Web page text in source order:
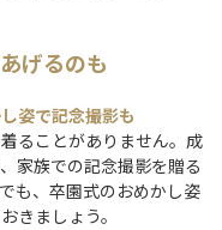
げるのも
姿で記念撮影も
ることがありません。成
家族での記念撮影を贈る
も、卒園式のおめかし姿
きましょう。